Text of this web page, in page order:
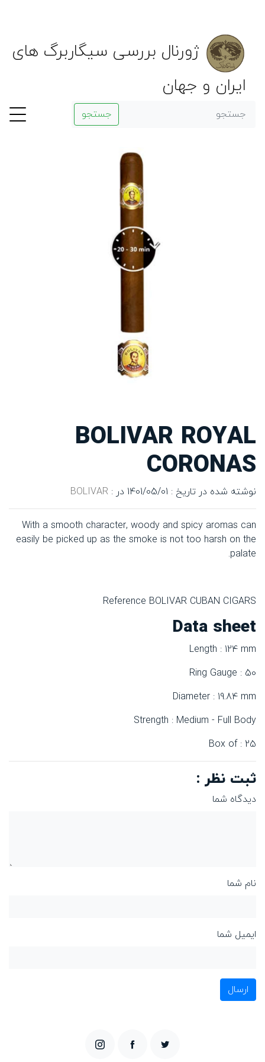
ژورنال بررسی سیگاربرگ های
ایران و جهان
جستجو
BOLIVAR ROYAL
CORONAS
نوشته شده در تاریخ : 1401/05/01 در : BOLIVAR
With a smooth character, woody and spicy aromas can
easily be picked up as the smoke is not too harsh on the
palate.
Reference BOLIVAR CUBAN CIGARS
Data sheet
Length : 124 mm
Ring Gauge : 50
Diameter : 19.84 mm
Strength : Medium - Full Body
Box of : 25
ثبت نظر :
دیدگاه شما
نام شما
ایمیل شما
ارسال